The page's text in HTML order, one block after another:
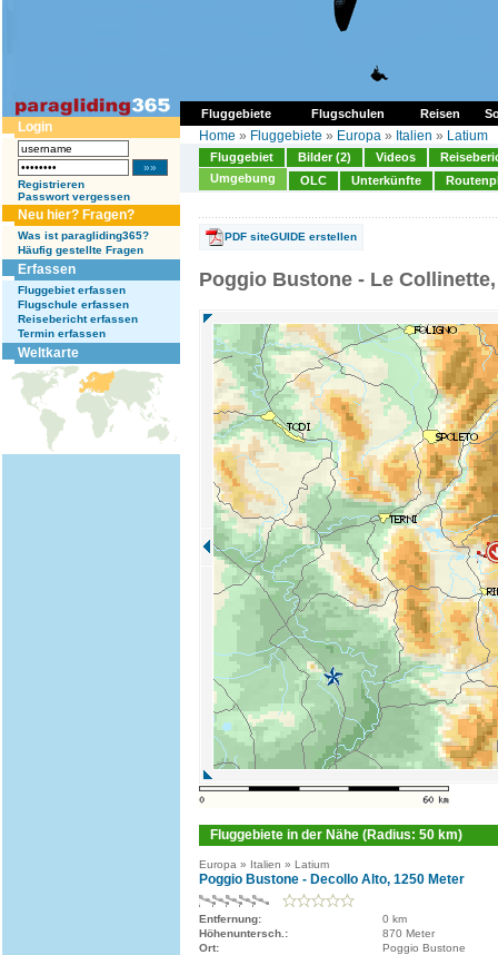
Fluggebiete Flugschulen Reisen
Login
Registrieren
Passwort vergessen
Neu hier? Fragen?
Was ist paragliding365?
Häufig gestellte Fragen
Erfassen
Fluggebiet erfassen
Flugschule erfassen
Reisebericht erfassen
Termin erfassen
Weltkarte
Home » Fluggebiete » Europa » Italien » Latium
Fluggebiet Bilder (2) Videos
Umgebung
OLC Unterkünfte
PDF siteGUIDE erstellen
Poggio Bustone - Le
Fluggebiete in der Nähe (Radius: 50 km)
Europa » Italien » Latium
Poggio Bustone - Decollo Alto, 1250 Meter
Entfernung:
0 km
Höhenuntersch.:
870 Meter
Ort:
Poggio Bustone